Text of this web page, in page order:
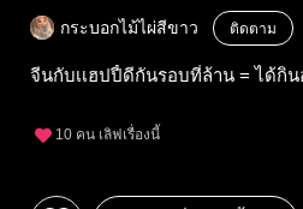
กระบอกไม้ไผ่สีขาว ติดตาม
จีนกับเเฮปปี้ดีกันรอบที่ล้าน = ได้กิ
10 คน เลิฟเรื่องนี้